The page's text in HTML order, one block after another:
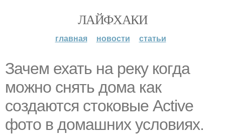
ЛАЙФХАКИ
главная новости статьи
Зачем ехать на реку когда
можно снять дома как
создаются стоковые Active
фото в домашних условиях.